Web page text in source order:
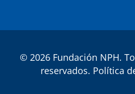
© 2026 Fundación NPH.
reservados. Política